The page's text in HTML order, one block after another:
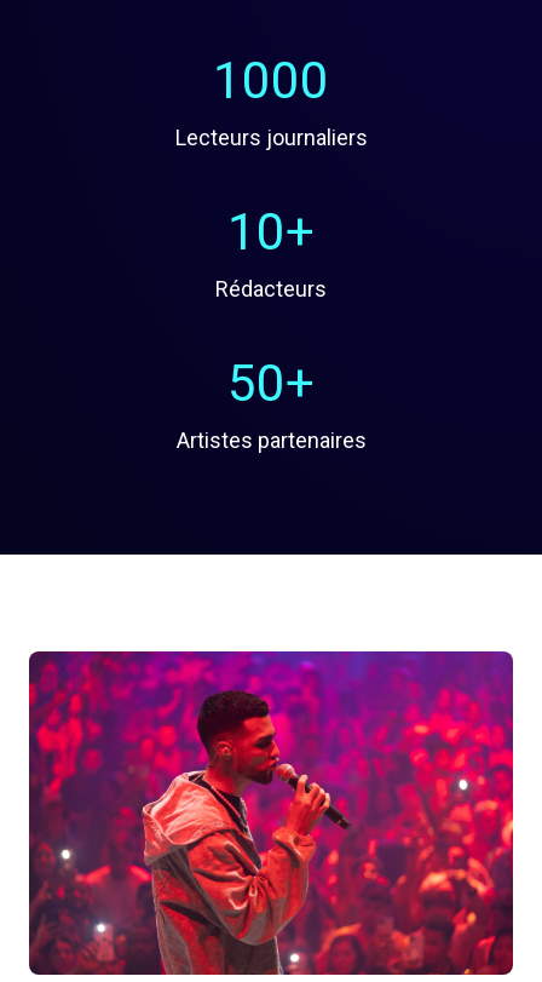
1000
Lecteurs journaliers
10+
Rédacteurs
50+
Artistes partenaires